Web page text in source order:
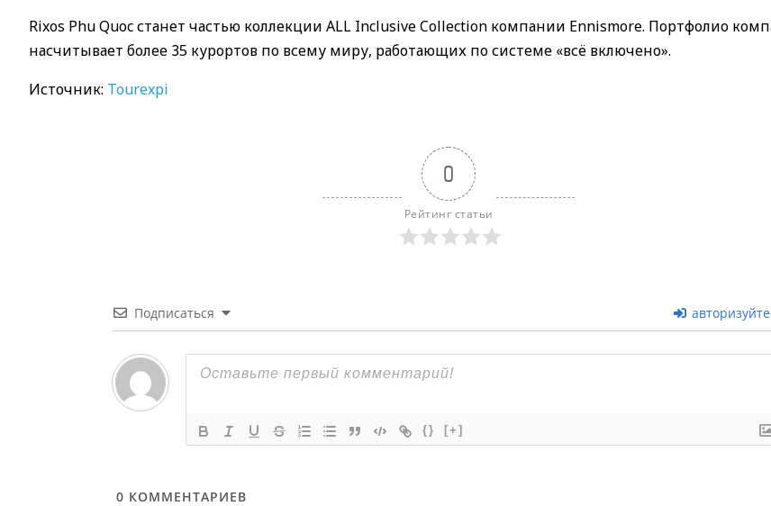
Rixos Phu Quoc станет частью коллекции ALL Inclusive Collection компании Ennismore. Портфолио
насчитывает более 35 курортов по всему миру, работающих по системе «всё включено».
Источник: Tourexpi
0
Рейтинг статьи
Подписаться
{} [+]
0 КОММЕНТАРИЕВ